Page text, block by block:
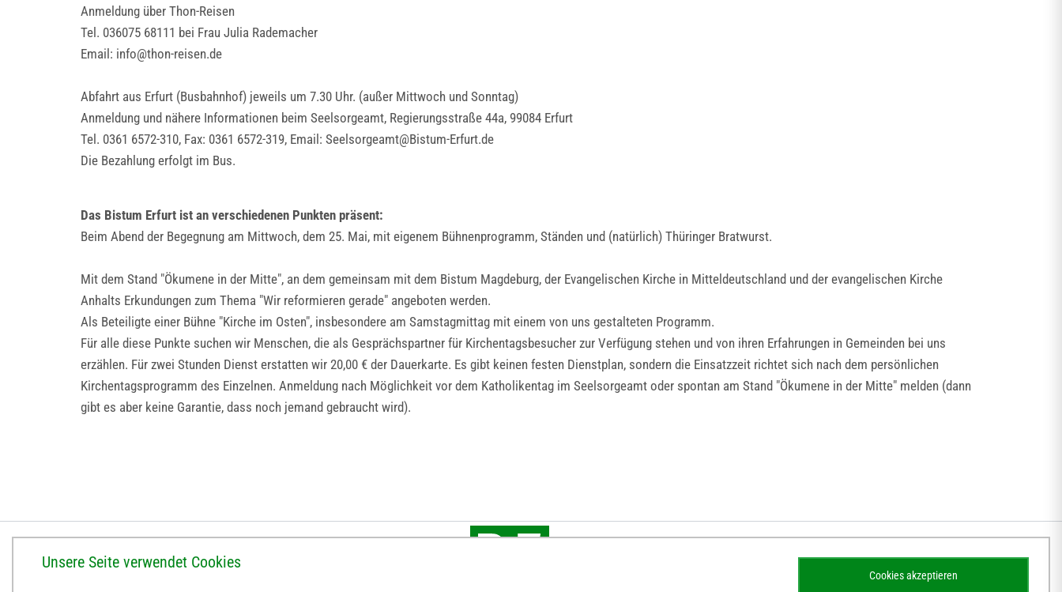
Anmeldung über Thon-Reisen
Tel. 036075 68111 bei Frau Julia Rademacher
Email: info@thon-reisen.de
Abfahrt aus Erfurt (Busbahnhof) jeweils um 7.30 Uhr. (außer Mittwoch und Sonntag)
Anmeldung und nähere Informationen beim Seelsorgeamt, Regierungsstraße 44a, 99084 Erfurt
Tel. 0361 6572-310, Fax: 0361 6572-319, Email: Seelsorgeamt@Bistum-Erfurt.de
Die Bezahlung erfolgt im Bus.
Das Bistum Erfurt ist an verschiedenen Punkten präsent:
Beim Abend der Begegnung am Mittwoch, dem 25. Mai, mit eigenem Bühnenprogramm, Ständen und (natürlich) Thüringer Bratwurst.
Mit dem Stand "Ökumene in der Mitte", an dem gemeinsam mit dem Bistum Magdeburg, der Evangelischen Kirche in Mitteldeutschland und der evangelischen Kirche
Anhalts Erkundungen zum Thema "Wir reformieren gerade" angeboten werden.
Als Beteiligte einer Bühne "Kirche im Osten", insbesondere am Samstagmittag mit einem von uns gestalteten Programm.
Für alle diese Punkte suchen wir Menschen, die als Gesprächspartner für Kirchentagsbesucher zur Verfügung stehen und von ihren Erfahrungen in Gemeinden bei uns
erzählen. Für zwei Stunden Dienst erstatten wir 20,00 € der Dauerkarte. Es gibt keinen festen Dienstplan, sondern die Einsatzzeit richtet sich nach dem persönlichen
Kirchentagsprogramm des Einzelnen. Anmeldung nach Möglichkeit vor dem Katholikentag im Seelsorgeamt oder spontan am Stand "Ökumene in der Mitte" melden (dann
gibt es aber keine Garantie, dass noch jemand gebraucht wird).
BISTUM ERFURT
Bischöfliches Ordinariat
Unsere Seite verwendet Cookies
Cookies akzeptieren